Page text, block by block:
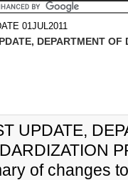
01JUL2011
DEPARTMENT
UPDATE,
of changes